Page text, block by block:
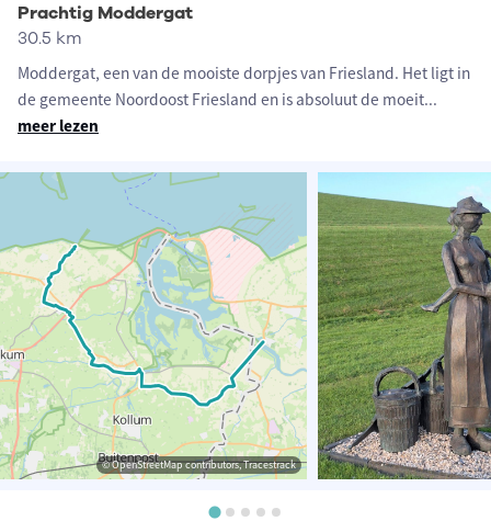
Prachtig Moddergat
30.5 km
Moddergat, een van de mooiste dorpjes van Friesland. Het ligt in
de gemeente Noordoost Friesland en is absoluut de moeit...
meer lezen
© OpenStreetMap contributors, Tracestrack